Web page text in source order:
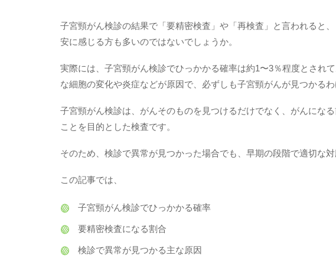
子宮頸がん検診の結果で「要精密検査」や「再検査」と言われると
安に感じる方も多いのではないでしょうか。
実際には、子宮頸がん検診でひっかかる確率は約1〜3％程度とされ
な細胞の変化や炎症などが原因で、必ずしも子宮頸がんが見つかるわ
子宮頸がん検診は、がんそのものを見つけるだけでなく、がんにな
ことを目的とした検査です。
そのため、検診で異常が見つかった場合でも、早期の段階で適切な
この記事では、
子宮頸がん検診でひっかかる確率
要精密検査になる割合
検診で異常が見つかる主な原因